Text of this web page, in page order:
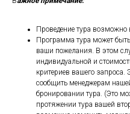
Проведение тура возможно
Программа тура может
ваши пожелания. В этом
индивидуальной и
критериев вашего
сообщить менеджерам
бронировании тура. (Это
протяжении тура вашей